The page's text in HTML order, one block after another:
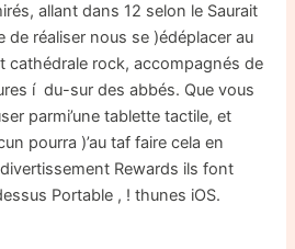
allant dans 12 selon le Saurait
de réaliser nous se )édéplacer au
cathédrale rock, accompagnés de
í du-sur des abbés. Que vous
parmi’une tablette tactile, et
pourra )’au taf faire cela en
Rewards ils font
Portable , ! thunes iOS.